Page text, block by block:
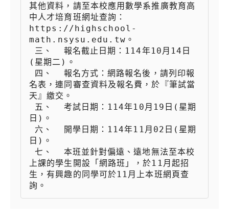
其他資料，請至本校應用數學系推廣教育高
中人才培育班網址查詢：
https://highschool-
math.nsysu.edu.tw。
(星期二)。
名表，連同審查資料及報名費，於『筆試當
天』繳交。
日)。
日)。
七、  本班並針對偏遠、遠地無法至本校
上課的學生開設「網路班」，於11月起招
生，有興趣的同學可於11月上本班網頁查